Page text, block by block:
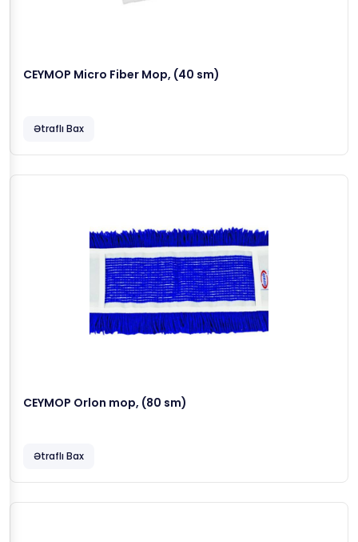
CEYMOP Micro Fiber Mop, (40 sm)
Ətraflı Bax
CEYMOP Orlon mop, (80 sm)
Ətraflı Bax